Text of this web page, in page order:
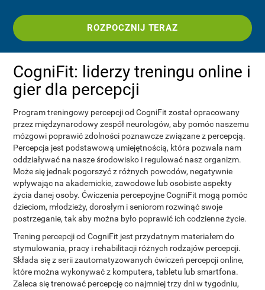
ROZPOCZNIJ TERAZ
CogniFit: liderzy treningu online i
gier dla percepcji
Program treningowy percepcji od CogniFit został opracowany
przez międzynarodowy zespół neurologów, aby pomóc naszemu
mózgowi poprawić zdolności poznawcze związane z percepcją.
Percepcja jest podstawową umiejętnością, która pozwala nam
oddziaływać na nasze środowisko i regulować nasz organizm.
Może się jednak pogorszyć z różnych powodów, negatywnie
wpływając na akademickie, zawodowe lub osobiste aspekty
życia danej osoby. Ćwiczenia percepcyjne CogniFit mogą pomóc
dzieciom, młodzieży, dorosłym i seniorom rozwinąć swoje
postrzeganie, tak aby można było poprawić ich codzienne życie.
Trening percepcji od CogniFit jest przydatnym materiałem do
stymulowania, pracy i rehabilitacji różnych rodzajów percepcji.
Składa się z serii zautomatyzowanych ćwiczeń percepcji online,
które można wykonywać z komputera, tabletu lub smartfona.
Zaleca się trenować percepcję co najmniej trzy dni w tygodniu,